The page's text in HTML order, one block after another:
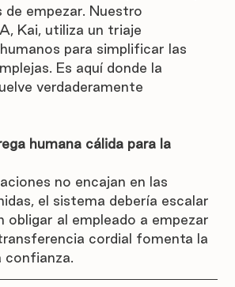
de empezar. Nuestro
Kai, utiliza un triaje
para simplificar las
Es aquí donde la
verdaderamente
humana cálida para la
no encajan en las
el sistema debería escalar
obligar al empleado a empezar
cordial fomenta la